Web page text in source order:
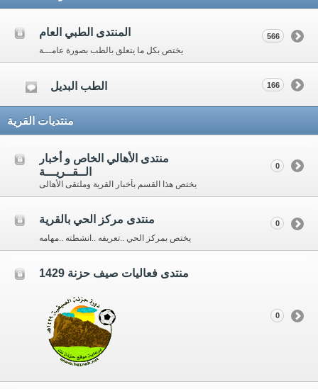
المنتدى الطبي العام
يختص بكل ما يتعلق بالطب بصورة عامـــة
566
الطب البديل 166
منتديات القرية
منتدى الأهالي الخاص و أخبار
الــقــريـــة
يختص هذا القسم بأخبار القرية وملتقى الأهالى
0
منتدى مركز الحي بالقرية
يختص بمركز الحي ..تعريفه ..انشطته ..مهامه
0
منتدى فعاليات صيف حزنة 1429
0